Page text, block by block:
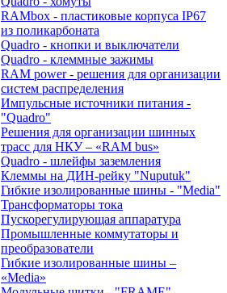
RAMbox - пластиковые корпуса IP67
из поликарбоната
Quadro - кнопки и выключатели
Quadro - клеммные зажимы
RAM power - решения для организации
систем распределения
Импульсные источники питания -
"Quadro"
Решения для организации шинных
трасс для НКУ – «RAM bus»
Quadro - шлейфы заземления
Клеммы на ДИН-рейку "Nuputuk"
Гибкие изолированные шины - "Media"
Трансформаторы тока
Пускорегулирующая аппаратура
Промышленные коммутаторы и
преобразователи
Гибкие изолированные шины –
«Media»